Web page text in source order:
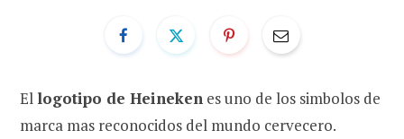
Ellogotipo de Heineken es uno de los simbolos de
marca mas reconocidos del mundo cervecero.